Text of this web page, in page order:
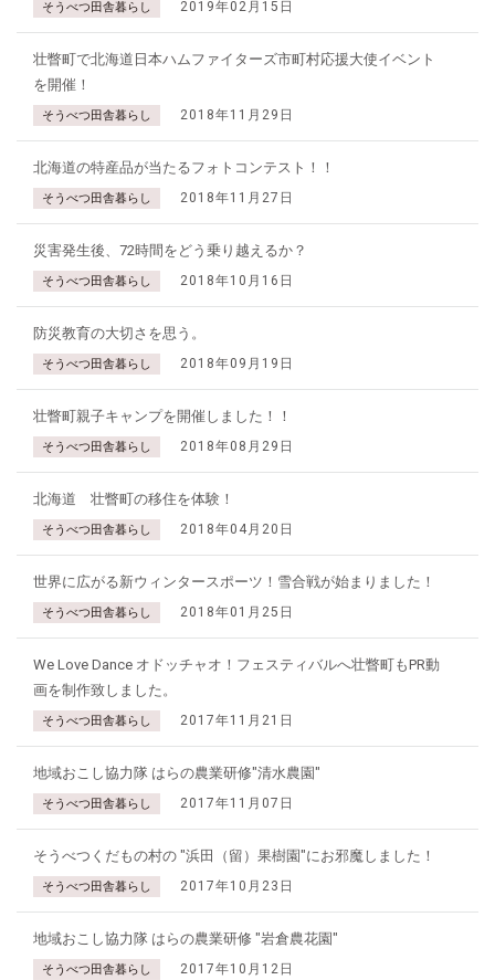
そうべつ田舎暮らし 2019年02月15日
壮瞥町で北海道日本ハムファイターズ市町村応援大使イベント
を開催！
そうべつ田舎暮らし 2018年11月29日
北海道の特産品が当たるフォトコンテスト！！
そうべつ田舎暮らし 2018年11月27日
災害発生後、72時間をどう乗り越えるか？
そうべつ田舎暮らし 2018年10月16日
防災教育の大切さを思う。
そうべつ田舎暮らし 2018年09月19日
壮瞥町親子キャンプを開催しました！！
そうべつ田舎暮らし 2018年08月29日
北海道 壮瞥町の移住を体験！
そうべつ田舎暮らし 2018年04月20日
世界に広がる新ウィンタースポーツ！雪合戦が始まりました！
そうべつ田舎暮らし 2018年01月25日
We Love Dance オドッチャオ！フェスティバルへ壮瞥町もPR動
画を制作致しました。
そうべつ田舎暮らし 2017年11月21日
地域おこし協力隊 はらの農業研修"清水農園"
そうべつ田舎暮らし 2017年11月07日
そうべつくだもの村の "浜田（留）果樹園"にお邪魔しました！
そうべつ田舎暮らし 2017年10月23日
地域おこし協力隊 はらの農業研修 "岩倉農花園"
そうべつ田舎暮らし 2017年10月12日